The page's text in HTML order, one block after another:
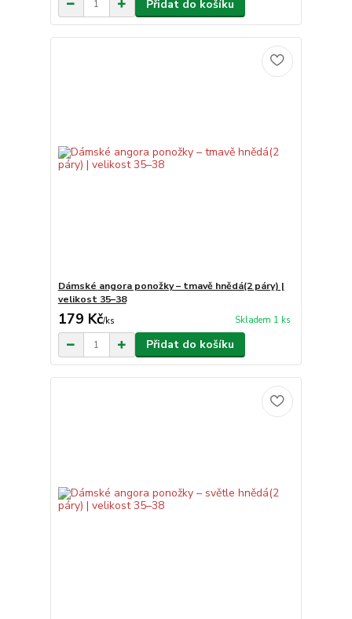
Přidat do košíku
Dámské angora ponožky – tmavě hnědá(2 páry) |
velikost 35–38
179 Kč/ks Skladem 1 ks
Přidat do košíku